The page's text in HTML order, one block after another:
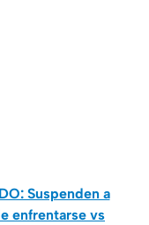
Suspenden a
enfrentarse vs